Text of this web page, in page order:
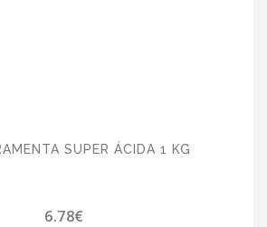
SUPER ÁCIDA 1 KG
6.78€